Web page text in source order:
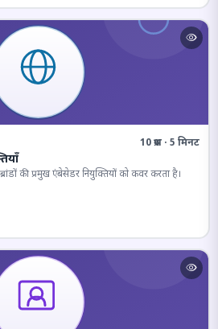
10 प्रश्न · 5 मिनट
की प्रमुख एंबेसेडर नियुक्तियों को कवर करता है।